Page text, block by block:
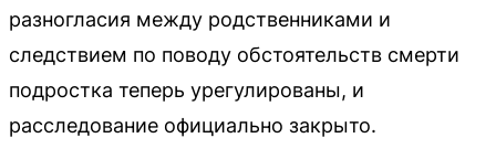
разногласия между родственниками и
следствием по поводу обстоятельств смерти
подростка теперь урегулированы, и
расследование официально закрыто.